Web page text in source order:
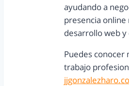
ayudando a
presencia
desarrollo web
Puedes conocer
trabajo